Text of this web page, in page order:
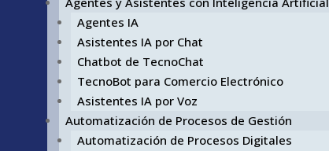
Agentes IA
Asistentes IA por Chat
Chatbot de TecnoChat
TecnoBot para Comercio Electrónico
Asistentes IA por Voz
Automatización de Procesos de Gestión
Automatización de Procesos Digitales